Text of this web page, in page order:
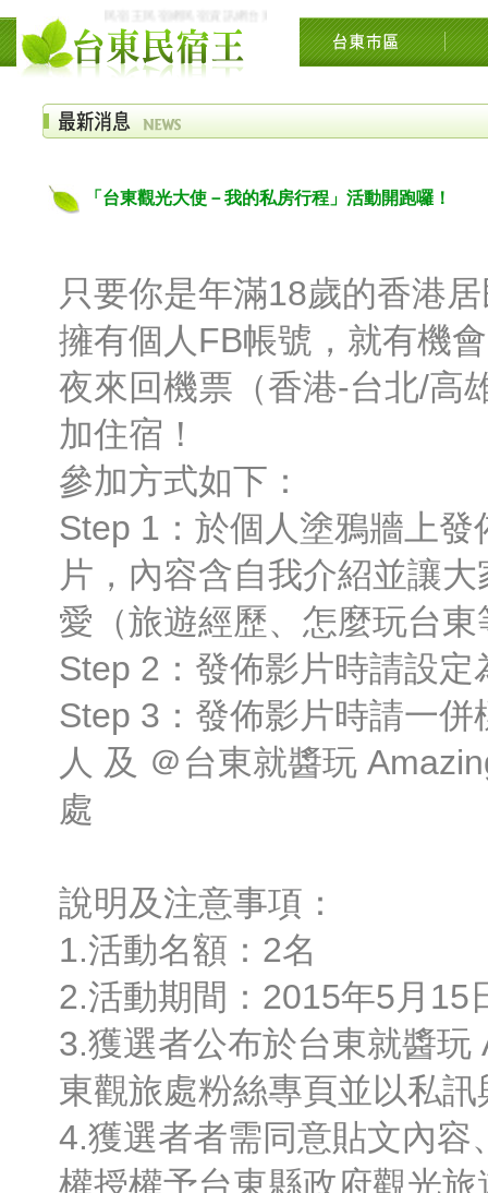
民宿王民宿網民宿資訊網台東花東花蓮綠島民宿住宿旅遊景點交流
「台東觀光大使－我的私房行程」活動開跑囉！
只要你是年滿18歲的香港
擁有個人FB帳號，就有機
夜來回機票（香港-台北/高
加住宿！
參加方式如下：
Step 1：於個人塗鴉牆上發
片，內容含自我介紹並讓
愛（旅遊經歷、怎麼玩台東
Step 2：發佈影片時請設定
Step 3：發佈影片時請一
人 及 ＠台東就醬玩
處
說明及注意事項：
1.活動名額：2名
2.活動期間：2015年5月15
3.獲選者公布於台東就醬玩
東觀旅處粉絲專頁並以私
4.獲選者者需同意貼文內容
權授權予台東縣政府觀光